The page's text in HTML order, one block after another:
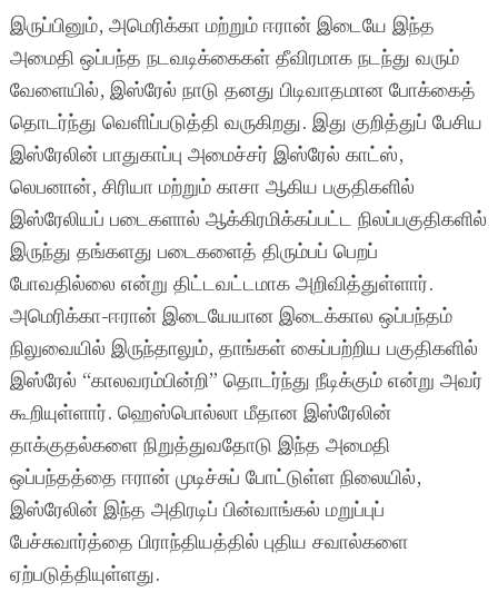
இருப்பினும், அமெரிக்கா மற்றும் ஈரான் இடையே இந்த
அமைதி ஒப்பந்த நடவடிக்கைகள் தீவிரமாக நடந்து வரும்
வேளையில், இஸ்ரேல் நாடு தனது பிடிவாதமான போக்கைத்
தொடர்ந்து வெளிப்படுத்தி வருகிறது. இது குறித்துப் பேசிய
இஸ்ரேலின் பாதுகாப்பு அமைச்சர் இஸ்ரேல் காட்ஸ்,
லெபனான், சிரியா மற்றும் காசா ஆகிய பகுதிகளில்
இஸ்ரேலியப் படைகளால் ஆக்கிரமிக்கப்பட்ட நிலப்பகுதிகளில்
இருந்து தங்களது படைகளைத் திரும்பப் பெறப்
போவதில்லை என்று திட்டவட்டமாக அறிவித்துள்ளார்.
அமெரிக்கா-ஈரான் இடையேயான இடைக்கால ஒப்பந்தம்
நிலுவையில் இருந்தாலும், தாங்கள் கைப்பற்றிய பகுதிகளில்
இஸ்ரேல் “காலவரம்பின்றி” தொடர்ந்து நீடிக்கும் என்று அவர்
கூறியுள்ளார். ஹெஸ்பொல்லா மீதான இஸ்ரேலின்
தாக்குதல்களை நிறுத்துவதோடு இந்த அமைதி
ஒப்பந்தத்தை ஈரான் முடிச்சுப் போட்டுள்ள நிலையில்,
இஸ்ரேலின் இந்த அதிரடிப் பின்வாங்கல் மறுப்புப்
பேச்சுவார்த்தை பிராந்தியத்தில் புதிய சவால்களை
ஏற்படுத்தியுள்ளது.